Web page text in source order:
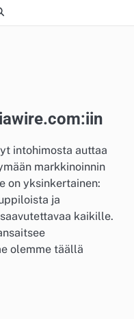
intohimosta auttaa
markkinoinnin
on yksinkertainen:
ja
kaikille.
olemme täällä